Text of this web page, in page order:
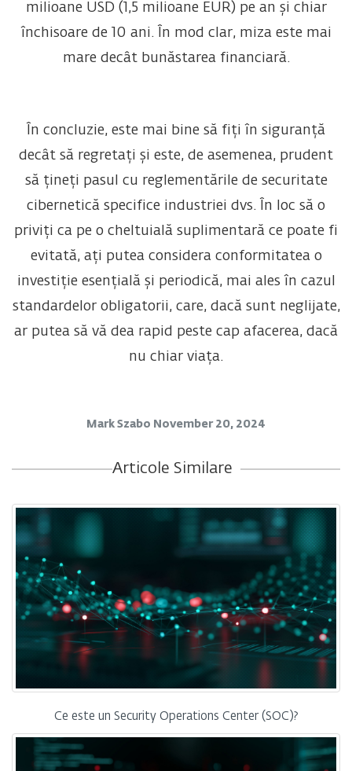
milioane USD (1,5 milioane EUR) pe an și chiar
închisoare de 10 ani. În mod clar, miza este mai
mare decât bunăstarea financiară.
În concluzie, este mai bine să fiți în siguranță
decât să regretați și este, de asemenea, prudent
să țineți pasul cu reglementările de securitate
cibernetică specifice industriei dvs. În loc să o
priviți ca pe o cheltuială suplimentară ce poate fi
evitată, ați putea considera conformitatea o
investiție esențială și periodică, mai ales în cazul
standardelor obligatorii, care, dacă sunt neglijate,
ar putea să vă dea rapid peste cap afacerea, dacă
nu chiar viața.
Mark Szabo November 20, 2024
Articole Similare
Ce este un Security Operations Center (SOC)?